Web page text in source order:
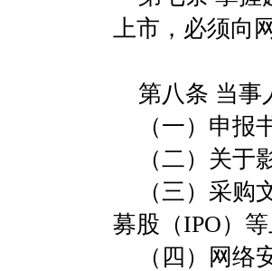
上市，必须向
第八条 当事
（一）申报
（二）关
（三）采
募股（IPO）
（四）网